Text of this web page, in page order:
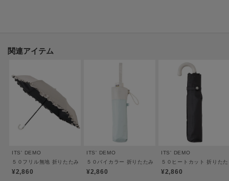
関連アイテム
ITS' DEMO
５０フリル無地 折りたたみ傘 日傘
¥2,860
ITS' DEMO
５０バイカラー 折りたたみ傘 日傘
¥2,860
ITS' DEMO
５０ヒートカット 折りた
¥2,860